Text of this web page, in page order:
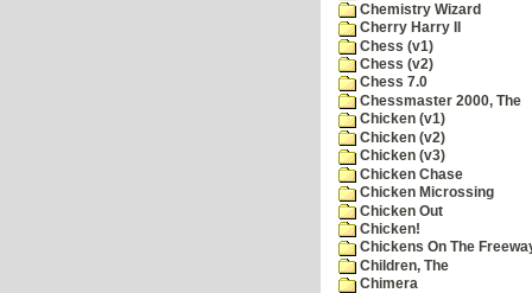
Chemistry Wizard
Cherry Harry II
Chess (v1)
Chess (v2)
Chess 7.0
Chessmaster 2000, The
Chicken (v1)
Chicken (v2)
Chicken (v3)
Chicken Chase
Chicken Microssing
Chicken Out
Chicken!
Chickens On The
Children, The
Chimera